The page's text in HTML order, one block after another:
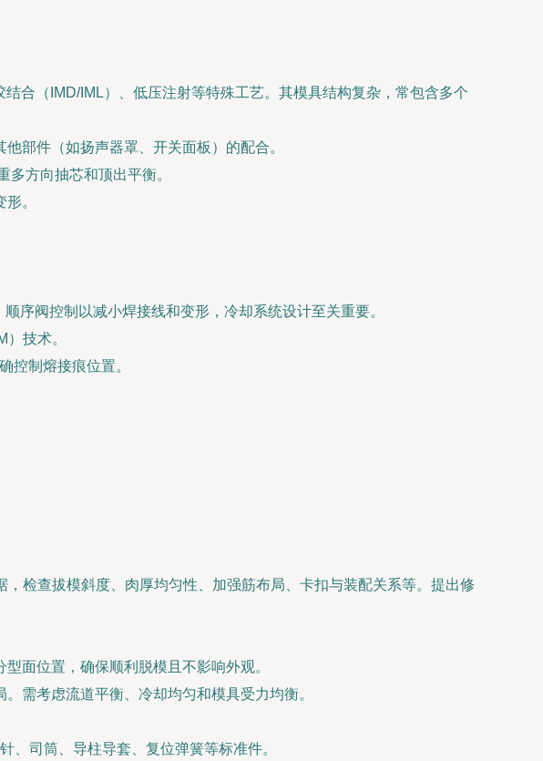
合（IMD/IML）、低压注射等特殊工艺。其模具结构复杂，常包含多个
部件（如扬声器罩、开关面板）的配合。
方向抽芯和顶出平衡。
。
序阀控制以减小焊接线和变形，冷却系统设计至关重要。
技术。
控制熔接痕位置。
检查拔模斜度、肉厚均匀性、加强筋布局、卡扣与装配关系等。提出修
面位置，确保顺利脱模且不影响外观。
需考虑流道平衡、冷却均匀和模具受力均衡。
、司筒、导柱导套、复位弹簧等标准件。